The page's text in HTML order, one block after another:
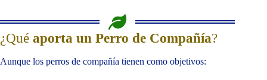
¿Qué aporta un Perro de Compañía?
Aunque los perros de compañía tienen como objetivos: